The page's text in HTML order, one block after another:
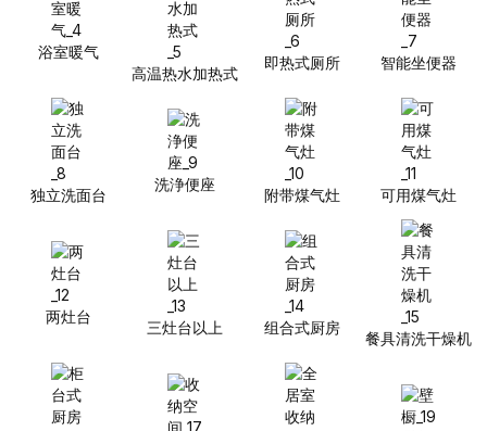
浴室暖气
高温热水加热式
即热式厕所 智能坐便器
独立洗面台
洗浄便座
附带煤气灶 可用煤气灶
两灶台
三灶台以上 组合式厨房
餐具清洗干燥机